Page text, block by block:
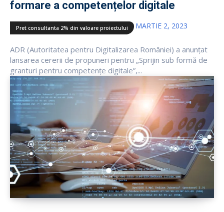
formare a competențelor digitale
Pret consultanta 2% din valoare proiectului MARTIE 2, 2023
ADR (Autoritatea pentru Digitalizarea României) a anunțat
lansarea cererii de propuneri pentru „Sprijin sub formă de
granturi pentru competențe digitale”,...